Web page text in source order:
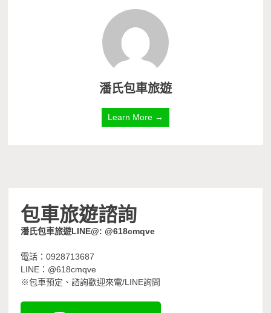
潘氏包車旅遊
Learn More →
包車旅遊諮詢
潘氏包車旅遊LINE@: @618cmqve
電話：0928713687
LINE：@618cmqve
※包車預定、諮詢歡迎來電/LINE詢問